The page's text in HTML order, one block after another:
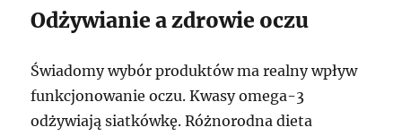
Odżywianie a zdrowie oczu
Świadomy wybór produktów ma realny wpływ
funkcjonowanie oczu. Kwasy omega-3
odżywiają siatkówkę. Różnorodna dieta